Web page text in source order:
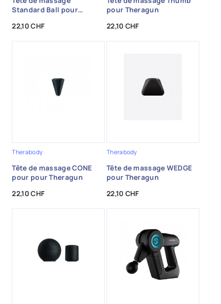
Standard Ball pour
Prix
22,10 CHF
pour Theragun
Prix
22,10 CHF
Therabody
Tête de massage CONE
pour pour Theragun
Prix
22,10 CHF
Therabody
Tête de massage WEDGE
pour Theragun
Prix
22,10 CHF